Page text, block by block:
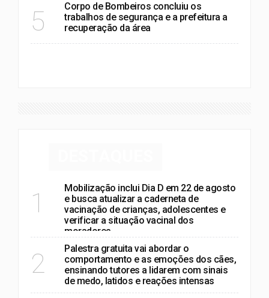
5
Corpo de Bombeiros concluiu os
trabalhos de segurança e a prefeitura a
recuperação da área
1
Mobilização inclui Dia D em 22 de agosto
e busca atualizar a caderneta de
vacinação de crianças, adolescentes e
verificar a situação vacinal dos
moradores
2
Palestra gratuita vai abordar o
comportamento e as emoções dos cães,
ensinando tutores a lidarem com sinais
de medo, latidos e reações intensas